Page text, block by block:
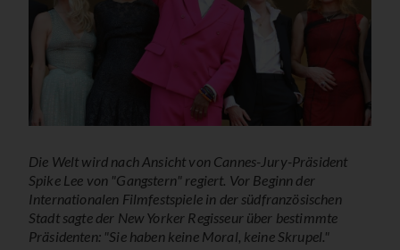
Die Welt wird nach Ansicht von Cannes-Jury-Präsident
Spike Lee von "Gangstern" regiert. Vor Beginn der
Internationalen Filmfestspiele in der südfranzösischen
Stadt sagte der New Yorker Regisseur über bestimmte
Präsidenten: "Sie haben keine Moral, keine Skrupel."